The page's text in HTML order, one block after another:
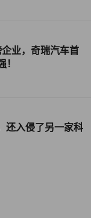
业，奇瑞汽车首
！
还入侵了另一家科